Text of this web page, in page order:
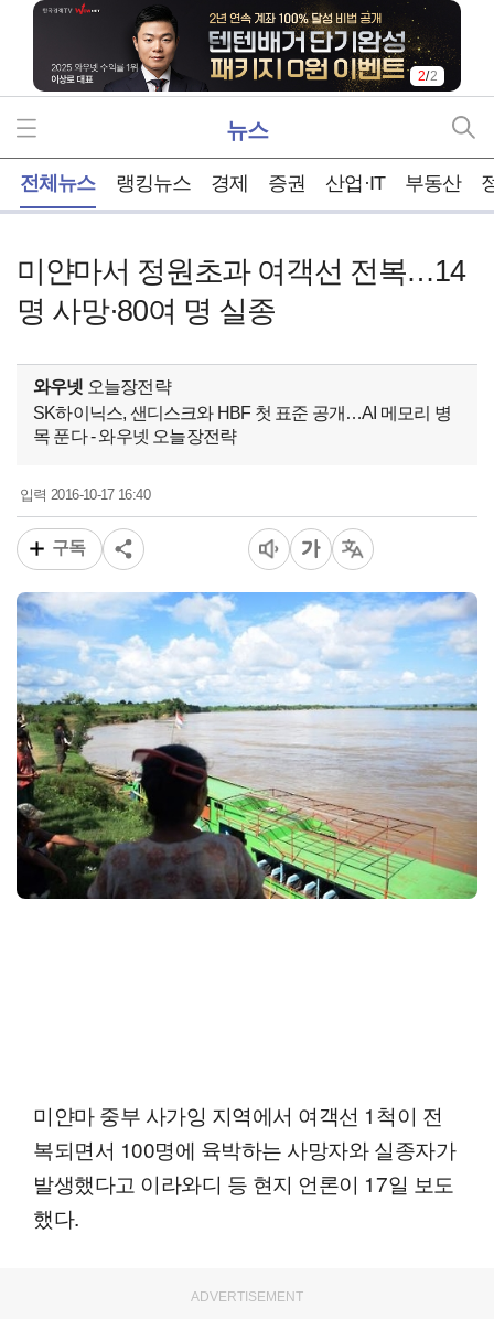
2/2
뉴스
전체뉴스 랭킹뉴스 경제 증권 산업·IT 부동산
미얀마서 정원초과 여객선 전복…14
명 사망·80여 명 실종
와우넷 오늘장전략
SK하이닉스, 샌디스크와 HBF 첫 표준 공개…AI 메모리 병
목 푼다 - 와우넷 오늘장전략
입력 2016-10-17 16:40
구독
미얀마 중부 사가잉 지역에서 여객선 1척이 전
복되면서 100명에 육박하는 사망자와 실종자가
발생했다고 이라와디 등 현지 언론이 17일 보도
했다.
ADVERTISEMENT